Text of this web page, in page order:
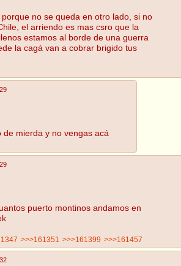
no se queda en otro lado, si no
el arriendo es mas csro que la
estamos al borde de una guerra
la cagá van a cobrar brigido tus
de mierda y no vengas acá
puerto montinos andamos en
>>>161351 >>>161399 >>>161457